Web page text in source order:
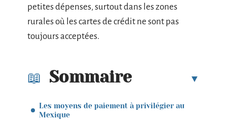
petites dépenses, surtout dans les zones
rurales où les cartes de crédit ne sont pas
toujours acceptées.
Sommaire
Les moyens de paiement à privilégier au
Mexique